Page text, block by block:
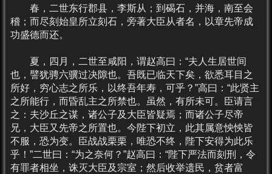
春，二世东行郡县，李斯从；到碣石，并海，南至会
稽；而尽刻始皇所立刻石，旁著大臣从者名，以章先帝成
功盛德而还。
夏，四月，二世至咸阳，谓赵高曰：“夫人生居世间
也，譬犹骋六骥过决隙也。吾既已临天下矣，欲悉耳目之
所好，穷心志之所乐，以终吾年寿，可乎？”高曰：“此贤主
之所能行，而昏乱主之所禁也。虽然，有所未可。臣请言
之：夫沙丘之谋，诸公子及大臣皆疑焉；而诸公子尽帝
兄，大臣又先帝之所置也。今陛下初立，此其属意怏怏皆
不服，恐为变。臣战战栗栗，唯恐不终，陛下安得为此乐
乎！”二世曰：“为之奈何？”赵高曰：“陛下严法而刻刑，令
有罪者相坐，诛灭大臣及宗室；然后收举遗民，贫者富